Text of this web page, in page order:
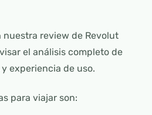
review de Revolut
el análisis completo de
experiencia de uso.
para viajar son: